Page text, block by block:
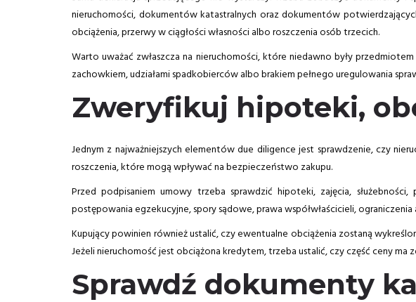
nieruchomości, dokumentów katastralnych oraz dokumentów
obciążenia, przerwy w ciągłości własności albo roszczenia osób trzecich.
Warto uważać zwłaszcza na nieruchomości, które niedawno były
zachowkiem, udziałami spadkobierców albo brakiem pełnego uregulowania
Zweryfikuj hipoteki,
Jednym z najważniejszych elementów due diligence jest sprawdzenie, czy
roszczenia, które mogą wpływać na bezpieczeństwo zakupu.
Przed podpisaniem umowy trzeba sprawdzić hipoteki, zajęcia,
postępowania egzekucyjne, spory sądowe, prawa współwłaścicieli,
Kupujący powinien również ustalić, czy ewentualne obciążenia zostaną
Jeżeli nieruchomość jest obciążona kredytem, trzeba ustalić, czy część ceny
Sprawdź dokumenty